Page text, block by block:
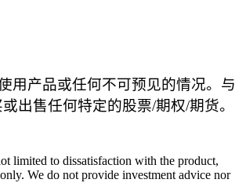
用产品或任何不可预见的情况。与
出售任何特定的股票/期权/期货。
limited to dissatisfaction with the product,
We do not provide investment advice nor